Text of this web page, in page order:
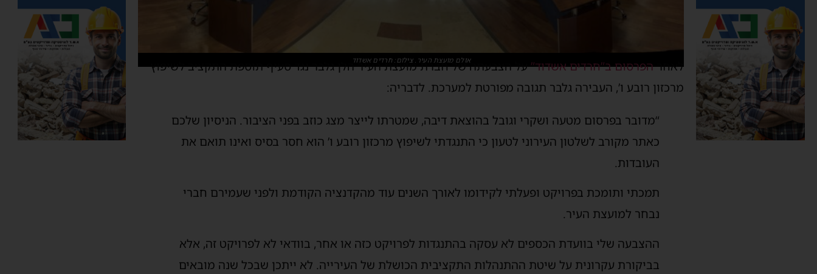
אולם מועצת העיר. צילום: חרדים אשדוד לאחרהפרסום ב”חרדים אשדוד”על הצבעתה של חברת מועצת העיר הלן גלבר נגד סעיף תוספת התקציב לשיפוץ
מרכזון רובע ו’, העבירה גלבר תגובה מפורטת למערכת. לדבריה:
“מדובר בפרסום מטעה ושקרי וגובל בהוצאת דיבה, שמטרתו לייצר מצג כוזב בפני הציבור. הניסיון שלכם
כאתר מקורב לשלטון העירוני לטעון כי התנגדתי לשיפוץ מרכזון רובע ו’ הוא חסר בסיס ואינו תואם את
העובדות.
תמכתי ותומכת בפרויקט ופעלתי לקידומו לאורך השנים עוד מהקדנציה הקודמת ולפני שעמירם חברי
נבחר למועצת העיר.
ההצבעה שלי בוועדת הכספים לא עסקה בהתנגדות לפרויקט כזה או אחר, בוודאי לא לפרויקט זה, אלא
בביקורת עקרונית על שיטת ההתנהלות התקציבית הכושלת של העירייה. לא ייתכן שבכל שנה מובאים